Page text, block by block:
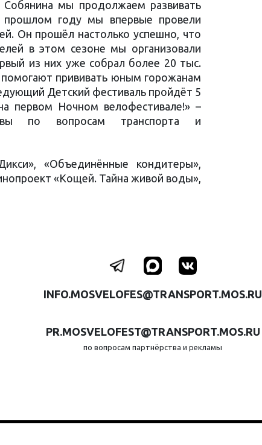
мы продолжаем развивать
прошлом году мы впервые провели
Он прошёл настолько успешно, что
в этом сезоне мы организовали
из них уже собрал более 20 тыс.
помогают прививать юным горожанам
Детский фестиваль пройдёт 5
первом Ночном велофестивале!» –
по вопросам транспорта и
«Объединённые кондитеры»,
«Кощей. Тайна живой воды»,
INFO.MOSVELOFES@TRANSPORT.MOS.RU
PR.MOSVELOFEST@TRANSPORT.MOS.RU
по вопросам партнёрства и рекламы